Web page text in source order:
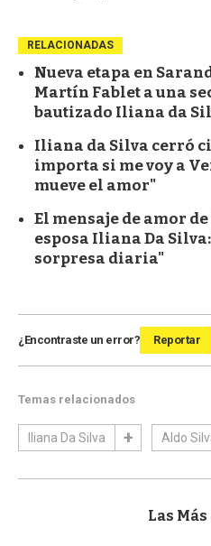
RELACIONADAS
Nueva etapa en
Martín Fablet a una
bautizado Iliana da
Iliana da Silva cerró
importa si me voy a
mueve el amor"
El mensaje de amor
esposa Iliana Da
sorpresa diaria"
¿Encontraste un error? Reportar
Temas relacionados
Iliana Da Silva Aldo
Las